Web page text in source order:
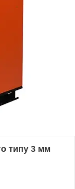
типу 3 мм